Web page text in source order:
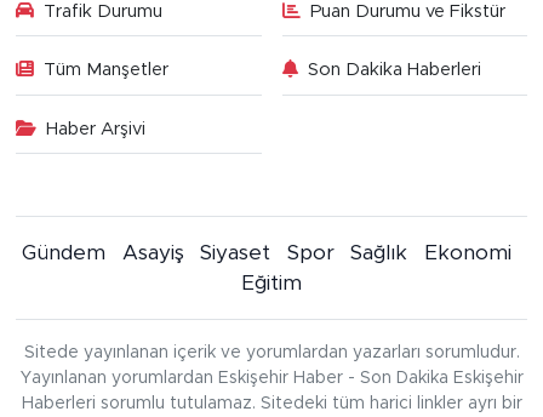
Trafik Durumu Puan Durumu ve Fikstür
Tüm Manşetler Son Dakika Haberleri
Haber Arşivi
Gündem Asayiş Siyaset Spor Sağlık
Ekonomi
Eğitim
Sitede yayınlanan içerik ve yorumlardan yazarları sorumludur.
Yayınlanan yorumlardan Eskişehir Haber - Son Dakika Eskişehir
Haberleri sorumlu tutulamaz. Sitedeki tüm harici linkler ayrı bir